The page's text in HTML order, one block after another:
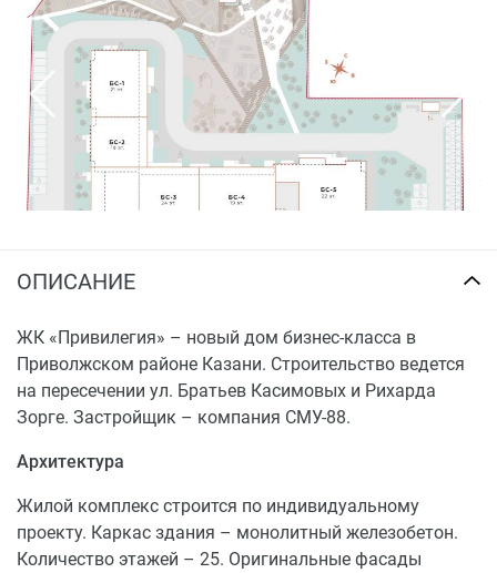
Купить квартиру в ЖК «Привилегия» можно в ипотеку
либо посредством полной оплаты. Также застройщик
предоставляет рассрочку платежа.
ОПИСАНИЕ
ЖК «Привилегия» – новый дом бизнес-класса в
Приволжском районе Казани. Строительство ведется
на пересечении ул. Братьев Касимовых и Рихарда
Зорге. Застройщик – компания СМУ-88.
Архитектура
Жилой комплекс строится по индивидуальному
проекту. Каркас здания – монолитный железобетон.
Количество этажей – 25. Оригинальные фасады